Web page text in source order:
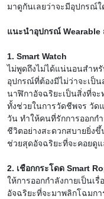
มาดูกันเลยว่าจะมีอุปกรณ์
แนะนำอุปกรณ์ Wearable
1. Smart Watch
ไม่พูดถึงไม่ได้แน่นอนสำห
อุปกรณ์ที่ต้องมีไม่ว่าจะเป็น
นาฬิกาอัจฉริยะเป็นสิ่งที่จะ
ทั้งช่วยในการวัดชีพจร วัด
วัน ทำให้คนที่รักการออกก
ชีวิตอย่างสะดวกสบายยิ่ง
ช่วยสุดอัจฉริยะที่จะคอยดู
2. เชือกกระโดด Smart
ให้การออกกำลังกายเป็นเ
อัจฉริยะที่จะมาพลิกโฉมก